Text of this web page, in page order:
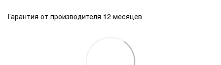
Гарантия от производителя 12 месяцев